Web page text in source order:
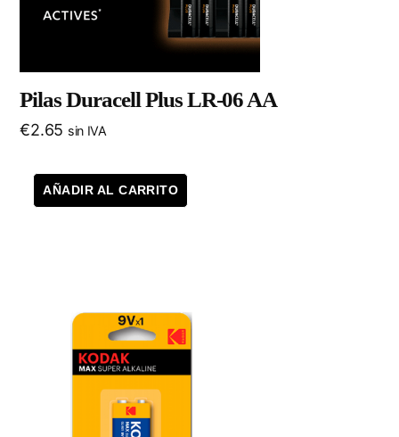
Pilas Duracell Plus LR-06 AA
€2.65 sin IVA
AÑADIR AL CARRITO